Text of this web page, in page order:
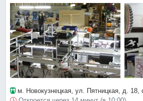
м. Новокузнецкая, ул. Пятницкая, д. 18,